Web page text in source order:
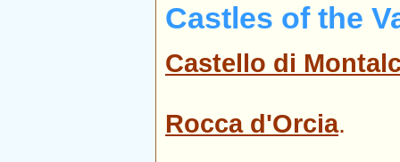
Castles of the
Castello di
Rocca d'Orcia.